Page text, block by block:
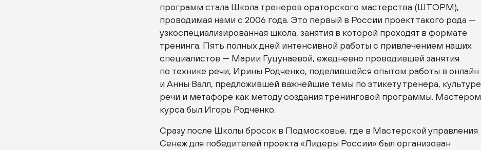
программ стала Школа тренеров ораторского мастерства (ШТОРМ),
проводимая нами с 2006 года. Это первый в России проект такого рода —
узкоспециализированная школа, занятия в которой проходят в формате
тренинга. Пять полных дней интенсивной работы с привлечением наших
специалистов — Марии Гуцунаевой, ежедневно проводившей занятия
по технике речи, Ирины Родченко, поделившейся опытом работы в онлайн
и Анны Валл, предложившей важнейшие темы по этикету тренера, культуре
речи и метафоре как методу создания тренинговой программы. Мастером
курса был Игорь Родченко.
Сразу после Школы бросок в Подмосковье, где в Мастерской управления
Сенеж для победителей проекта «Лидеры России» был организован